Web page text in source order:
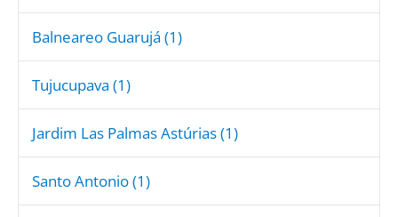
Balneareo Guarujá (1)
Tujucupava (1)
Jardim Las Palmas Astúrias (1)
Santo Antonio (1)